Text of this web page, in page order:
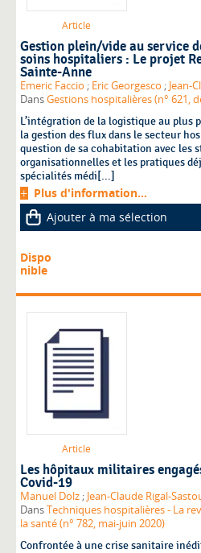
Article
Gestion plein/vide au service
soins hospitaliers : Le projet
Sainte-Anne
Emeric Faccio ; Eric Georgesco ; Jean-
DansGestions hospitalières (n° 621,
L’intégration de la logistique au plus
la gestion des flux dans le secteur
question de sa cohabitation avec les
organisationnelles et les pratiques
spécialités médi[...]
Plus d'information...
Ajouter à ma sélection
Dispo
nible
Article
Les hôpitaux militaires
Covid-19
Manuel Dolz ; Jean-Claude Rigal-
DansTechniques hospitalières - La
la santé (n° 782, mai-juin 2020)
Confrontée à une crise sanitaire